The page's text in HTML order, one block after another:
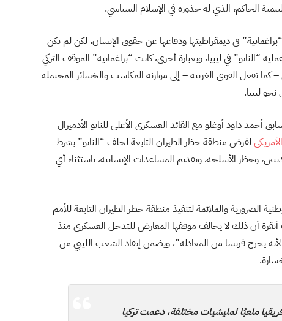
الحاكم، الذي له جذوره في الإسلام السياسي.
“براغماتية” في ديمقراطيتها ودفاعها عن حقوق الإنسان، لكن لم تكن
“الناتو” في ليبيا، وبعبارة أخرى، كانت “براغماتية” الموقف التركي
كما تفعل القوى الغربية – إلى موازنة المكاسب والخسائر المحتملة
ليبيا.
أحمد داود أوغلو مع القائد العسكري الأعلى للناتو الأدميرال
لفرض منطقة حظر الطيران التابعة لحلف “الناتو” بشرط
وحظر الأسلحة، وتقديم المساعدات الإنسانية، باستثناء أي
الضرورية والملائمة لتنفيذ منطقة حظر الطيران التابعة للأمم
أنقرة أن ذلك لا يخالف موقفها المعارض للتدخل العسكري منذ
لأنه يخرج فرنسا من المعادلة”، ويضمن إنقاذ الشعب الليبي من
ملعبًا لمليشيات مختلفة، دعمت تركيا